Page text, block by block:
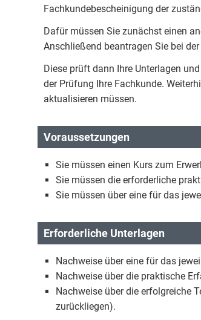
Fachkundebescheinigung der
Dafür müssen Sie zunächst einen
Anschließend beantragen Sie bei
Diese prüft dann Ihre Unterlagen
der Prüfung Ihre Fachkunde.
aktualisieren müssen.
Voraussetzungen
Sie müssen einen Kurs zum
Sie müssen die erforderliche
Sie müssen über eine für das
Erforderliche Unterlagen
Nachweise über eine für das
Nachweise über die praktische
Nachweise über die erfolgreiche
zurückliegen).